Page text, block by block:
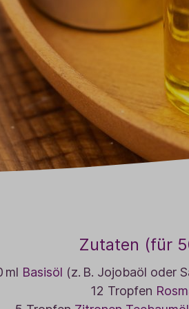
Zutaten (für
ml Basisöl (z. B. Jojobaöl oder
12 Tropfen